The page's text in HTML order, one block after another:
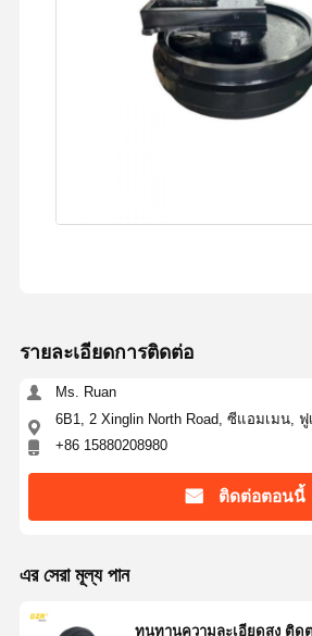
รายละเอียดการติดต่อ
Ms. Ruan
6B1, 2 Xinglin North Road, ซีแอมเมน,
+86 15880208980
ติดต่อตอนนี้
এর সেরা মূল্য পান
ทนทานความละเอียดสูง ติด